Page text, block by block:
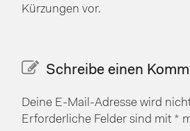
Kürzungen vor.
Schreibe einen
Deine E-Mail-Adresse wird
Erforderliche Felder sind mit *